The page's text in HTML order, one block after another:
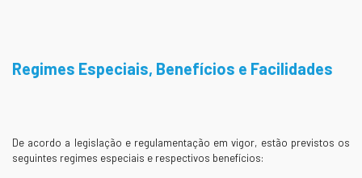
Regimes Especiais, Benefícios e Facilidades
De acordo a legislação e regulamentação em vigor, estão previstos os
seguintes regimes especiais e respectivos benefícios: